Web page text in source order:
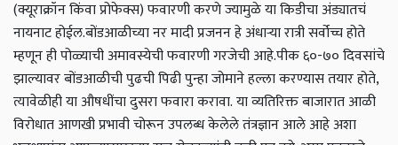
(क्यूराक्रॉन किंवा प्रोफेक्स) फवारणी करणे ज्यामुळे या किडीचा अंड्यातचं
नायनाट होईल.बोंडआळीच्या नर मादी प्रजनन हे अंधाऱ्या रात्री सर्वोच्च होते
म्हणून ही पोळ्याची अमावस्येची फवारणी गरजेची आहे.पीक ६०-७० दिवसांचे
झाल्यावर बोंडआळीची पुढची पिढी पुन्हा जोमाने हल्ला करण्यास तयार होते,
त्यावेळीही या औषधींचा दुसरा फवारा करावा.या व्यतिरिक्त बाजारात आळी
विरोधात आणखी प्रभावी चोरून उपलब्ध केलेले तंत्रज्ञान आले आहे अशा